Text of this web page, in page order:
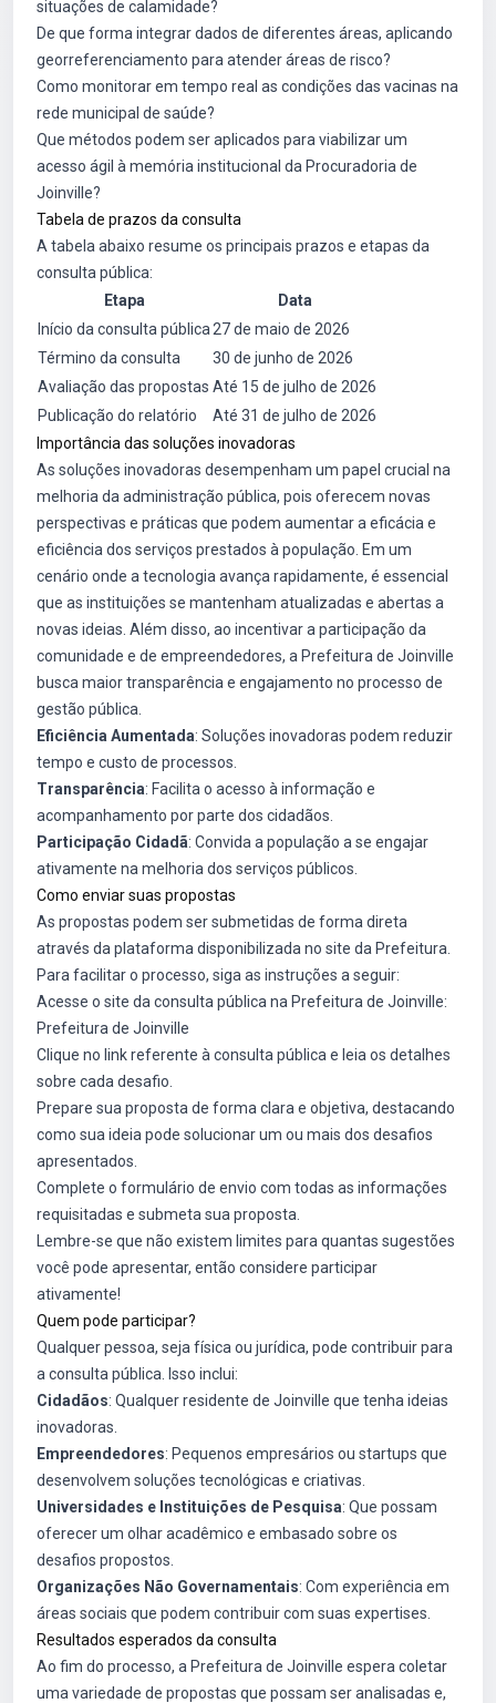
situações de calamidade?
De que forma integrar dados de diferentes áreas, aplicando
georreferenciamento para atender áreas de risco?
Como monitorar em tempo real as condições das vacinas na
rede municipal de saúde?
Que métodos podem ser aplicados para viabilizar um
acesso ágil à memória institucional da Procuradoria de
Joinville?
Tabela de prazos da consulta
A tabela abaixo resume os principais prazos e etapas da
consulta pública:
Etapa
Data
Início da consulta pública 27 de maio de 2026
Término da consulta
30 de junho de 2026
Avaliação das propostas Até 15 de julho de 2026
Publicação do relatório
Até 31 de julho de 2026
Importância das soluções inovadoras
As soluções inovadoras desempenham um papel crucial na
melhoria da administração pública, pois oferecem novas
perspectivas e práticas que podem aumentar a eficácia e
eficiência dos serviços prestados à população. Em um
cenário onde a tecnologia avança rapidamente, é essencial
que as instituições se mantenham atualizadas e abertas a
novas ideias. Além disso, ao incentivar a participação da
comunidade e de empreendedores, a Prefeitura de Joinville
busca maior transparência e engajamento no processo de
gestão pública.
Eficiência Aumentada: Soluções inovadoras podem reduzir
tempo e custo de processos.
Transparência: Facilita o acesso à informação e
acompanhamento por parte dos cidadãos.
Participação Cidadã: Convida a população a se engajar
ativamente na melhoria dos serviços públicos.
Como enviar suas propostas
As propostas podem ser submetidas de forma direta
através da plataforma disponibilizada no site da Prefeitura.
Para facilitar o processo, siga as instruções a seguir:
Acesse o site da consulta pública na Prefeitura de Joinville:
Prefeitura de Joinville
Clique no link referente à consulta pública e leia os detalhes
sobre cada desafio.
Prepare sua proposta de forma clara e objetiva, destacando
como sua ideia pode solucionar um ou mais dos desafios
apresentados.
Complete o formulário de envio com todas as informações
requisitadas e submeta sua proposta.
Lembre-se que não existem limites para quantas sugestões
você pode apresentar, então considere participar
ativamente!
Quem pode participar?
Qualquer pessoa, seja física ou jurídica, pode contribuir para
a consulta pública. Isso inclui:
Cidadãos: Qualquer residente de Joinville que tenha ideias
inovadoras.
Empreendedores: Pequenos empresários ou startups que
desenvolvem soluções tecnológicas e criativas.
Universidades e Instituições de Pesquisa: Que possam
oferecer um olhar acadêmico e embasado sobre os
desafios propostos.
Organizações Não Governamentais: Com experiência em
áreas sociais que podem contribuir com suas expertises.
Resultados esperados da consulta
Ao fim do processo, a Prefeitura de Joinville espera coletar
uma variedade de propostas que possam ser analisadas e,